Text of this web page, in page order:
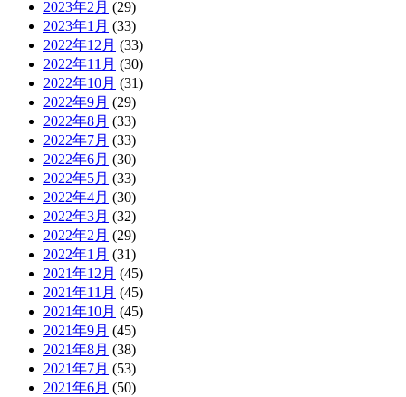
2023年2月 (29)
2023年1月 (33)
2022年12月 (33)
2022年11月 (30)
2022年10月 (31)
2022年9月 (29)
2022年8月 (33)
2022年7月 (33)
2022年6月 (30)
2022年5月 (33)
2022年4月 (30)
2022年3月 (32)
2022年2月 (29)
2022年1月 (31)
2021年12月 (45)
2021年11月 (45)
2021年10月 (45)
2021年9月 (45)
2021年8月 (38)
2021年7月 (53)
2021年6月 (50)